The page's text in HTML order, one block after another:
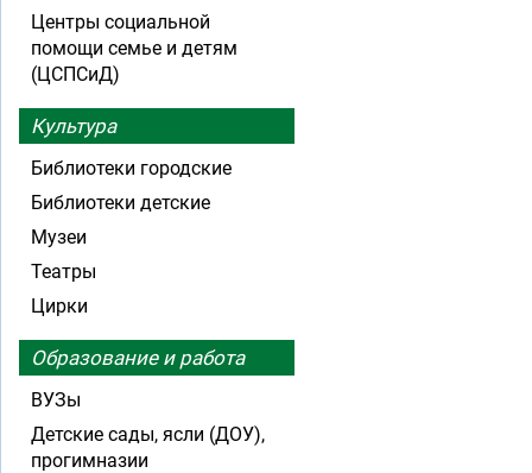
Центры социальной
помощи семье и детям
(ЦСПСиД)
Культура
Библиотеки городские
Библиотеки детские
Музеи
Театры
Цирки
Образование и работа
ВУЗы
Детские сады, ясли (ДОУ),
прогимназии